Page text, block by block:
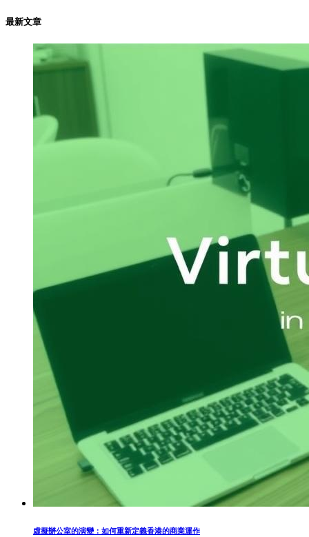
最新文章
虛擬辦公室的演變：如何重新定義香港的商業運作